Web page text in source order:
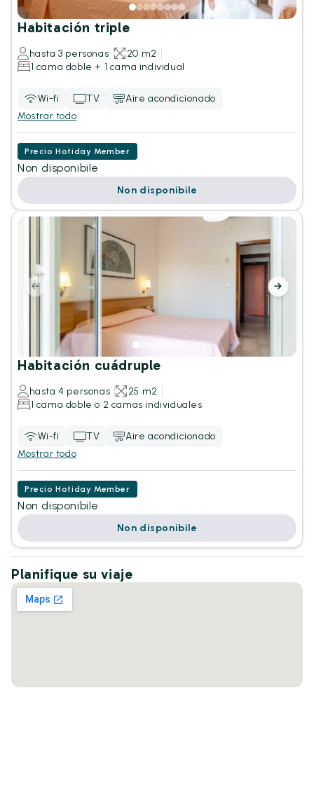
Habitación triple
hasta 3 personas
20 m2
1 cama doble + 1 cama individual
Wi-fi TV
Aire acondicionado
Mostrar todo
Precio Hotiday Member
Non disponibile
Non disponibile
Habitación cuádruple
hasta 4 personas
25 m2
1 cama doble o 2 camas individuales
Wi-fi TV
Aire acondicionado
Mostrar todo
Precio Hotiday Member
Non disponibile
Non disponibile
Planifique su viaje